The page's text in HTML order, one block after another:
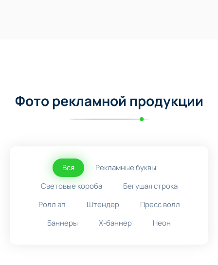
Фото рекламной продукции
Вся
Рекламные буквы
Световые короба
Бегушая строка
Ролл ап
Штендер
Пресс волл
Баннеры
X-баннер Неон